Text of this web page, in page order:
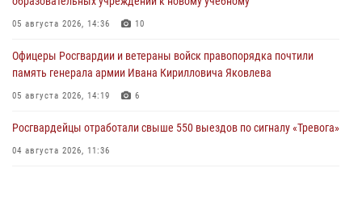
05 августа 2026, 14:36 10
Офицеры Росгвардии и ветераны войск правопорядка почтили
память генерала армии Ивана Кирилловича Яковлева
05 августа 2026, 14:19 6
Росгвардейцы отработали свыше 550 выездов по сигналу «Тревога»
04 августа 2026, 11:36